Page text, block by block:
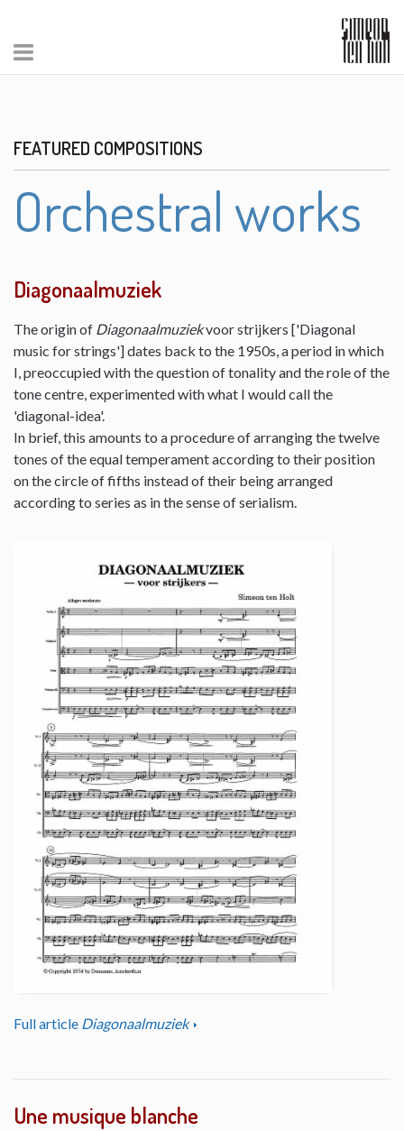
FEATURED COMPOSITIONS
Orchestral works
Diagonaalmuziek
The origin of Diagonaalmuziekvoor strijkers ['Diagonal
music for strings'] dates back to the 1950s, a period in which
I, preoccupied with the question of tonality and the role of the
tone centre, experimented with what I would call the
'diagonal-idea'.
In brief, this amounts to a procedure of arranging the twelve
tones of the equal temperament according to their position
on the circle of fifths instead of their being arranged
according to series as in the sense of serialism.
Full article Diagonaalmuziek
Une musique blanche